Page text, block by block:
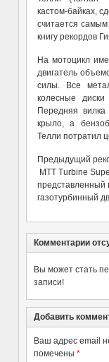
кастом-байках,
считается
книгу рекордов
На мотоцикл
двигатель
силы. Все
колесные
Передняя
крыло, а
Телли потратил
Предыдущий
MTT Turbine
представленный
газотурбинный
Комментарии
Вы может стать
записи!
Добавить
Ваш адрес email
помечены *